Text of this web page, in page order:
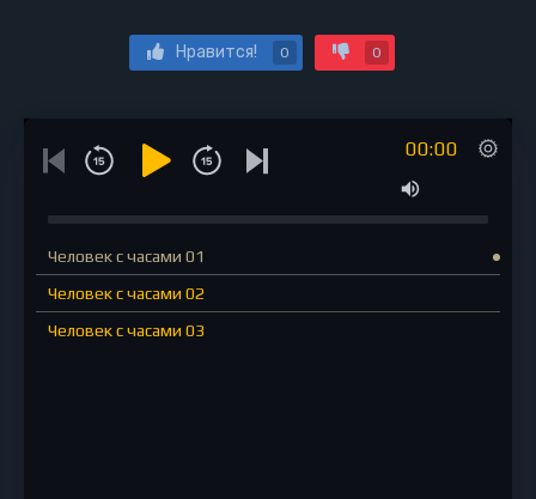
Нравится! 0 0
00:00
Человек с часами 01
Человек с часами 02
Человек с часами 03